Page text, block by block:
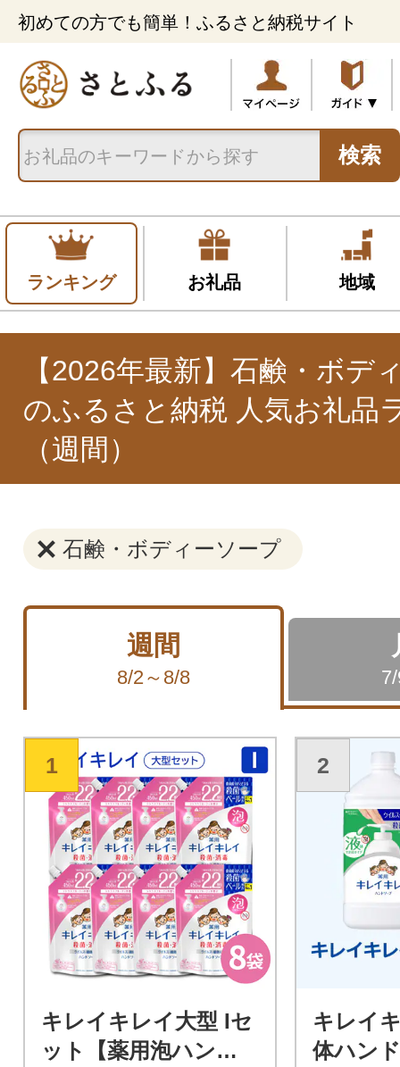
初めての方でも簡単！ふるさと納税サイト
検索
ランキング お礼品 地域
【2026年最新】石鹸・ボデ
のふるさと納税 人気お礼品
（週間）
石鹸・ボディーソープ
週間
8/2～8/8
1
キレイキレイ大型 Iセ
ット【薬用泡ハンド
2
キレイ
体ハン